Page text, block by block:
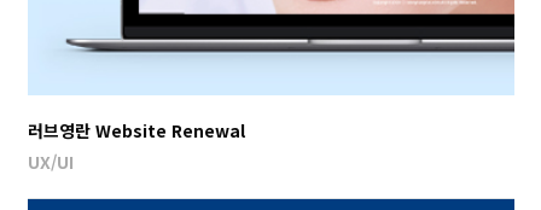
러브영란 Website Renewal
UX/UI